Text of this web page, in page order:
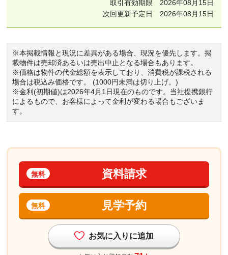
取引有効期限 2026年08月15日
次回更新予定日 2026年08月15日
※本掲載情報と現況に差異がある場合、現況を優先します。掲
載物件は売却済あるいは売出中止となる場合もあります。
※価格は物件の代金総額を表示しており、消費税が課税される
場合は税込み価格です。 (1000円未満は切り上げ。)
※金利(初期値)は2026年4月1日現在のものです。当社提携銀行
によるもので、お客様によって金利が変わる場合もございま
す。
資料請求
無料
見学予約
無料
お気に入りに追加